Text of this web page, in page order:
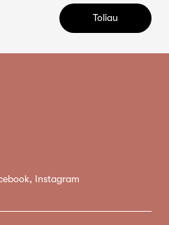
Toliau
, Instagram